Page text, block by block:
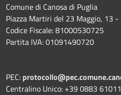
Comune di Canosa di Puglia
Piazza Martiri del 23 Maggio, 13
Codice Fiscale: 81000530725
Partita IVA: 01091490720
PEC:
Centralino Unico: +39 0883